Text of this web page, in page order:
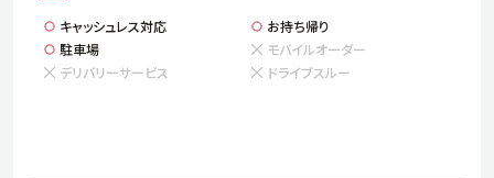
キャッシュレス対応
お持ち帰り
駐車場
モバイルオーダー
デリバリーサービス
ドライブスルー